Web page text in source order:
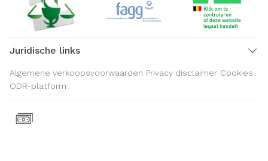
Juridische links
Algemene verkoopsvoorwaarden Privacy disclaimer Cookies
ODR-platform